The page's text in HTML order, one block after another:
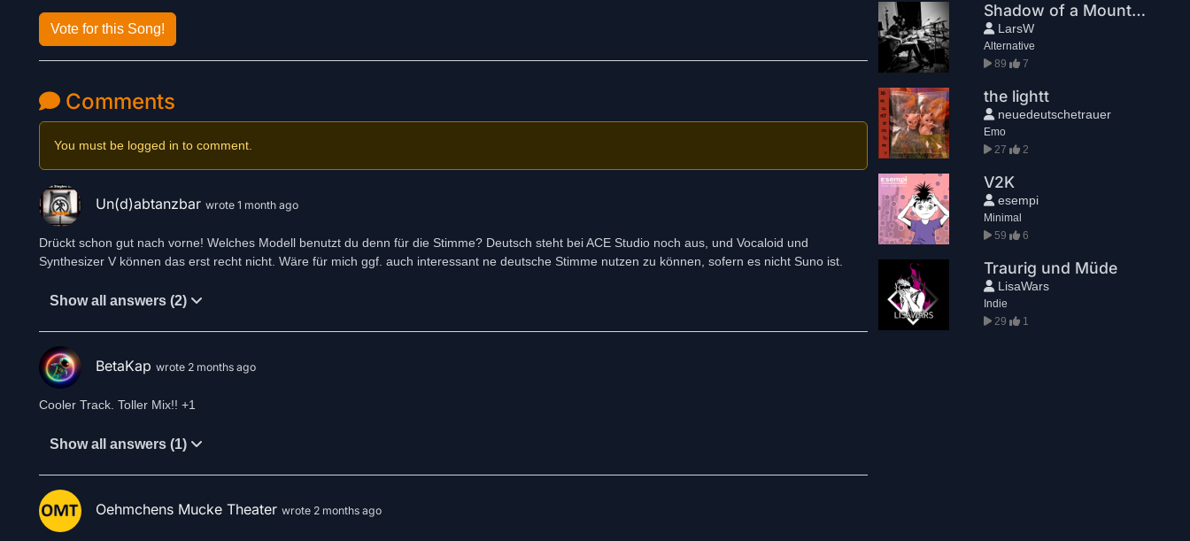
Vote for this Song!
Comments
You must be logged in to comment.
Un(d)abtanzbar wrote 1 month ago
Drückt schon gut nach vorne! Welches Modell benutzt du denn für die Stimme? Deutsch steht bei ACE Studio noch aus, und Vocaloid und
Synthesizer V können das erst recht nicht. Wäre für mich ggf. auch interessant ne deutsche Stimme nutzen zu können, sofern es nicht Suno ist.
Show all answers (2)
BetaKap wrote 2 months ago
Cooler Track. Toller Mix!! +1
Show all answers (1)
Oehmchens Mucke Theater wrote 2 months ago
Shadow of a Mountain
LarsW
Alternative
89
7
the lightt
neuedeutschetrauer
Emo
27
2
V2K
esempi
Minimal
59
6
Traurig und Müde
LisaWars
Indie
29
1